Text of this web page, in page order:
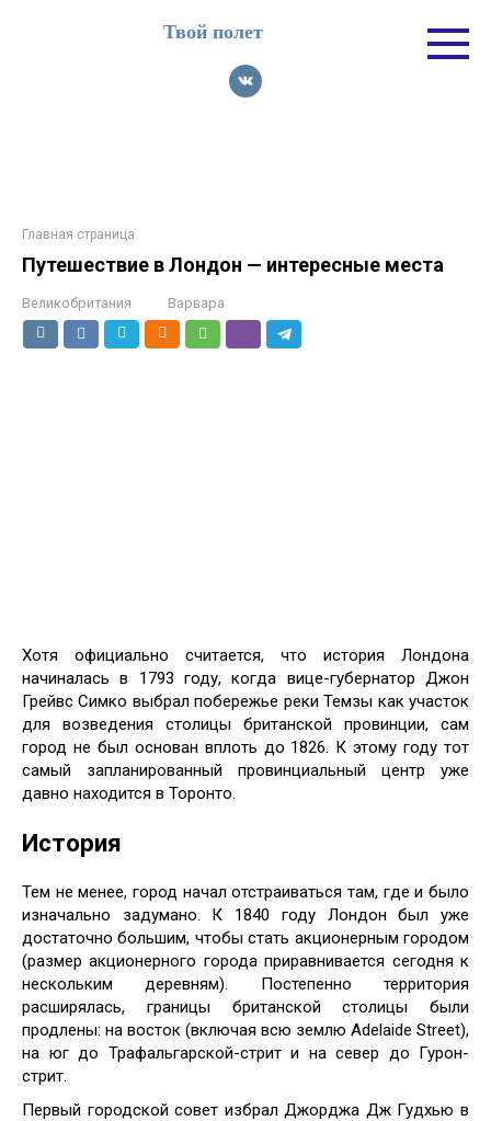
Твой полет
Главная страница
Путешествие в Лондон — интересные места
Великобритания Варвара
Хотя официально считается, что история Лондона
начиналась в 1793 году, когда вице-губернатор Джон
Грейвс Симко выбрал побережье реки Темзы как участок
для возведения столицы британской провинции, сам
город не был основан вплоть до 1826. К этому году тот
самый запланированный провинциальный центр уже
давно находится в Торонто.
История
Тем не менее, город начал отстраиваться там, где и было
изначально задумано. К 1840 году Лондон был уже
достаточно большим, чтобы стать акционерным городом
(размер акционерного города приравнивается сегодня к
нескольким деревням). Постепенно территория
расширялась, границы британской столицы были
продлены: на восток (включая всю землю Adelaide Street),
на юг до Трафальгарской-стрит и на север до Гурон-
стрит.
Первый городской совет избрал Джорджа Дж Гудхью в